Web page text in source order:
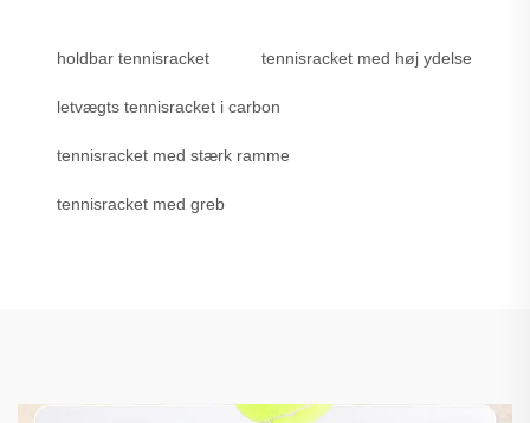
holdbar tennisracket tennisracket med høj ydelse
letvægts tennisracket i carbon
tennisracket med stærk ramme
tennisracket med greb